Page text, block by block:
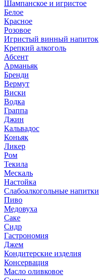
Шампанское и игристое
Белое
Красное
Розовое
Игристый винный напиток
Крепкий алкоголь
Абсент
Арманьяк
Бренди
Вермут
Виски
Водка
Граппа
Джин
Кальвадос
Коньяк
Ликер
Ром
Текила
Мескаль
Настойка
Слабоалкогольные напитки
Пиво
Медовуха
Саке
Сидр
Гастрономия
Джем
Кондитерские изделия
Консервация
Масло оливковое